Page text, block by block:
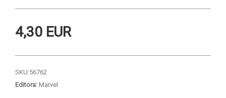
4,30 EUR
SKU:56762
Editora: Marvel